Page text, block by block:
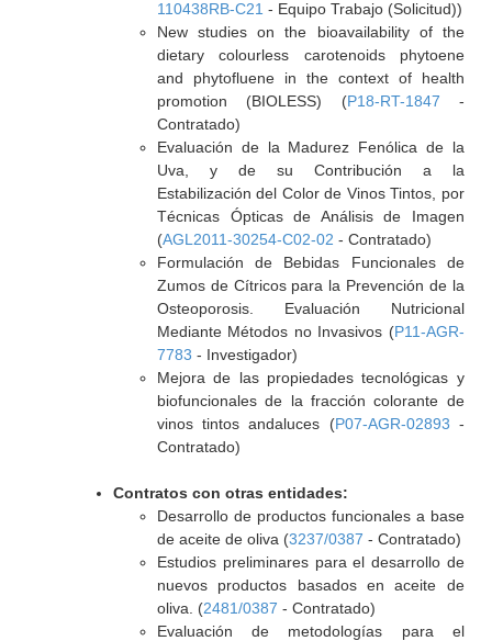
110438RB-C21 - Equipo Trabajo (Solicitud))
New studies on the bioavailability of the
dietary colourless carotenoids phytoene
and phytofluene in the context of health
promotion (BIOLESS) (P18-RT-1847 -
Contratado)
Evaluación de la Madurez Fenólica de la
Uva, y de su Contribución a la
Estabilización del Color de Vinos Tintos, por
Técnicas Ópticas de Análisis de Imagen
(AGL2011-30254-C02-02 - Contratado)
Formulación de Bebidas Funcionales de
Zumos de Cítricos para la Prevención de la
Osteoporosis. Evaluación Nutricional
Mediante Métodos no Invasivos (P11-AGR-
7783 - Investigador)
Mejora de las propiedades tecnológicas y
biofuncionales de la fracción colorante de
vinos tintos andaluces (P07-AGR-02893 -
Contratado)
Contratos con otras entidades:
Desarrollo de productos funcionales a base
de aceite de oliva (3237/0387 - Contratado)
Estudios preliminares para el desarrollo de
nuevos productos basados en aceite de
oliva. (2481/0387 - Contratado)
Evaluación de metodologías para el